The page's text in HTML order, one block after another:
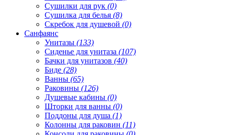
Сушилки для рук (0)
Сушилка для белья (8)
Скребок для душевой (0)
Санфаянс
Унитазы (133)
Сиденье для унитаза (107)
Бачки для унитазов (40)
Биде (28)
Ванны (65)
Раковины (126)
Душевые кабины (0)
Шторки для ванны (0)
Поддоны для душа (1)
Колонны для раковин (11)